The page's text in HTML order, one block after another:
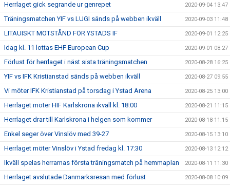
Herrlaget gick segrande ur genrepet 2020-09-04 13:47
Träningsmatchen YIF vs LUGI sänds på webben ikväll 2020-09-03 11:48
LITAUISKT MOTSTÅND FÖR YSTADS IF 2020-09-01 12:25
Idag kl. 11 lottas EHF European Cup 2020-09-01 08:27
Förlust för herrlaget i näst sista träningsmatchen 2020-08-28 16:25
YIF vs IFK Kristianstad sänds på webben ikväll 2020-08-27 09:55
Vi möter IFK Kristianstad på torsdag i Ystad Arena 2020-08-25 13:00
Herrlaget möter HIF Karlskrona ikväll kl. 18:00 2020-08-21 11:15
Herrlaget drar till Karlskrona i helgen som kommer 2020-08-18 11:15
Enkel seger över Vinslöv med 39-27 2020-08-15 13:10
Herrlaget möter Vinslöv i Ystad fredag kl. 17:30 2020-08-13 12:12
Ikväll spelas herrarnas första träningsmatch på hemmaplan 2020-08-11 11:30
Herrlaget avslutade Danmarksresan med förlust 2020-08-08 10:09